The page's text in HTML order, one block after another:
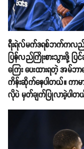
ရီးရဲလ်မက်ဒရစ်ဘက်ကလည်
ပြန်လည်ကြိုးစားသွားဖို့ ပ
ကြေး ပေးထားရတဲ့ အမ်
ကိန်းဆိုက်နေပါတယ်။ ကာ
လိုပဲ မှတ်ချက်ပြုလာခဲ့ပါတ